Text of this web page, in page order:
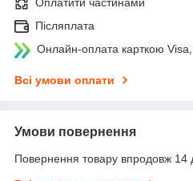
Оплатити частинами
Післяплата
Онлайн-оплата карткою
Всі умови оплати
Умови повернення
Повернення товару впродовж 14